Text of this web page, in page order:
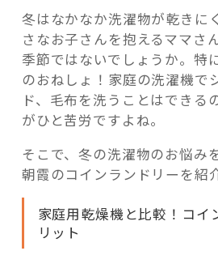
め”
の
冬はなかなか洗濯物が乾きに
さなお子さんを抱えるママさ
季節ではないでしょうか。特
のおねしょ！家庭の洗濯機で
ド、毛布を洗うことはできる
がひと苦労ですよね。
そこで、冬の洗濯物のお悩み
朝霞のコインランドリーを紹
家庭用乾燥機と比較！コイ
リット